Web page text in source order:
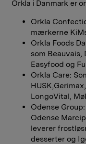
Orkla i Danmark er
Orkla
mærkerne
Orkla Foods
som Beauvais,
Easyfood og
Orkla Care:
LongoVital,
Odense
Odense
leverer
desserter og